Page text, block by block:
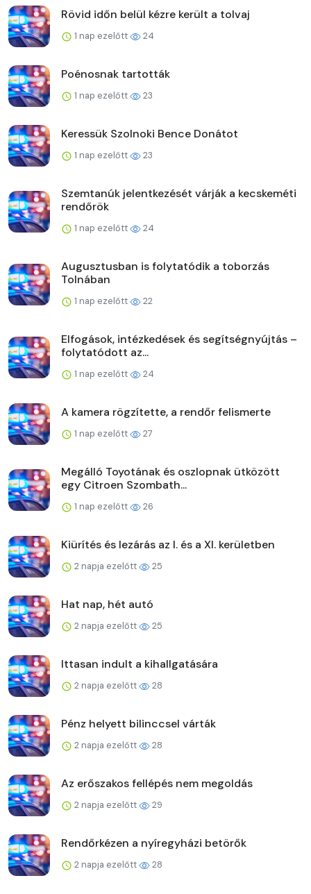
Rövid időn belül kézre került a tolvaj
1 nap ezelőtt 24
Poénosnak tartották
1 nap ezelőtt 23
Keressük Szolnoki Bence Donátot
1 nap ezelőtt 23
Szemtanúk jelentkezését várják a kecskeméti
rendőrök
1 nap ezelőtt 24
Augusztusban is folytatódik a toborzás
Tolnában
1 nap ezelőtt 22
Elfogások, intézkedések és segítségnyújtás –
folytatódott az...
1 nap ezelőtt 24
A kamera rögzítette, a rendőr felismerte
1 nap ezelőtt 27
Megálló Toyotának és oszlopnak ütközött
egy Citroen Szombath...
1 nap ezelőtt 26
Kiürítés és lezárás az I. és a XI. kerületben
2 napja ezelőtt 25
Hat nap, hét autó
2 napja ezelőtt 25
Ittasan indult a kihallgatására
2 napja ezelőtt 28
Pénz helyett bilinccsel várták
2 napja ezelőtt 28
Az erőszakos fellépés nem megoldás
2 napja ezelőtt 29
Rendőrkézen a nyíregyházi betörők
2 napja ezelőtt 28